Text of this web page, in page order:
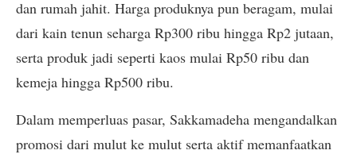
dan rumah jahit. Harga produknya pun beragam, mulai
dari kain tenun seharga Rp300 ribu hingga Rp2 jutaan,
serta produk jadi seperti kaos mulai Rp50 ribu dan
kemeja hingga Rp500 ribu.
Dalam memperluas pasar, Sakkamadeha mengandalkan
promosi dari mulut ke mulut serta aktif memanfaatkan